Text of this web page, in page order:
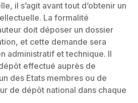
il s’agit avant tout d’obtenir un
La formalité
doit déposer un dossier
et cette demande sera
administratif et technique. Il
effectué auprès de
des Etats membres ou de
de dépôt national dans chaque